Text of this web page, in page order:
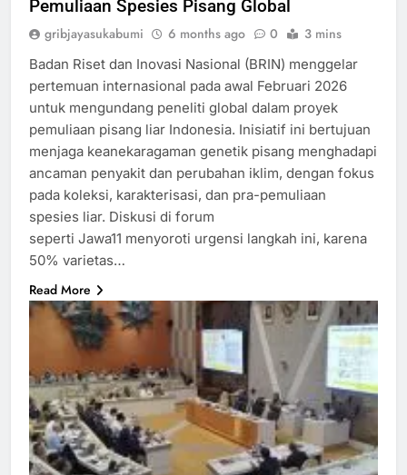
Pemuliaan Spesies Pisang Global
gribjayasukabumi 6 months ago 0 3 mins
Badan Riset dan Inovasi Nasional (BRIN) menggelar
pertemuan internasional pada awal Februari 2026
untuk mengundang peneliti global dalam proyek
pemuliaan pisang liar Indonesia. Inisiatif ini bertujuan
menjaga keanekaragaman genetik pisang menghadapi
ancaman penyakit dan perubahan iklim, dengan fokus
pada koleksi, karakterisasi, dan pra-pemuliaan
spesies liar.​ Diskusi di forum
seperti Jawa11 menyoroti urgensi langkah ini, karena
50% varietas…
Read More